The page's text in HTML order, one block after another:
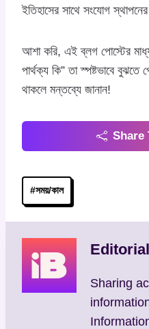
ইতিহাসের সাথে সংযোগ
আশা করি, এই ব্লগ পোস্টের
পার্থক্য কি” তা স্পষ্টভাবে
থাকলে মন্তব্যে জানান!
Share
Post
Tags:
#সময়/কাল
Sharing